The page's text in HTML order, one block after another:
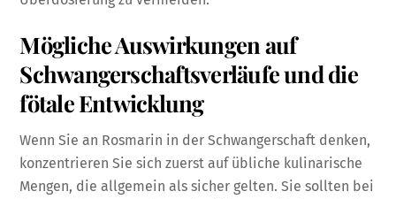
Mögliche Auswirkungen auf
Schwangerschaftsverläufe und die
fötale Entwicklung
Wenn Sie an Rosmarin in der Schwangerschaft denken,
konzentrieren Sie sich zuerst auf übliche kulinarische
Mengen, die allgemein als sicher gelten. Sie sollten bei